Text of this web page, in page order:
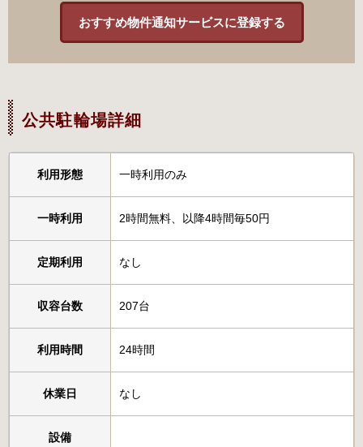
おすすめ物件通知サービスに登録する
公共駐輪場詳細
利用形態 一時利用のみ
一時利用 2時間無料、以降4時間毎50円
定期利用 なし
収容台数 207台
利用時間 24時間
休業日 なし
設備